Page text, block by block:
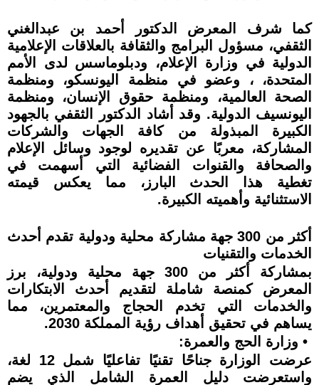
كما شرف المعرض الدكتور أحمد بن عبدالغني
الثقفي، مسؤول البرامج والثقافة بالعلاقات الإعلامية
الدولية في وزارة الإعلام، ودبلوماسس لدى الأمم
المتحدة، ، وعضو في منظمة اليونسكو، ومنظمة
الصحة العالمية، ومنظمة حقوق الإنسان، ومنظمة
اليونسيف الدولية. وقد أشاد الدكتور الثقفي بالجهود
الكبيرة المبذولة من كافة الجهات والشركات
المشاركة، معربًا عن تقديره لوجود وسائل الإعلام
والصحافة والقنوات الفضائية التي أسهمت في
تغطية هذا الحدث البارز، مما يعكس قيمته
الاستثنائية وأهميته الكبيرة.
أكثر من 300 جهة مشاركة محلية ودولية تقدم أحدث
الخدمات والتقنيات
بمشاركة أكثر من 300 جهة محلية ودولية، برز
المعرض كمنصة شاملة لتقديم أحدث الابتكارات
والخدمات التي تخدم الحجاج والمعتمرين، مما
يساهم في تحقيق أهداف رؤية المملكة 2030.
• وزارة الحج والعمرة:
عرضت الوزارة جناحًا تقنيًا تفاعليًا شمل 12 لغة،
واستعرضت دليل العمرة الشامل الذي يضم